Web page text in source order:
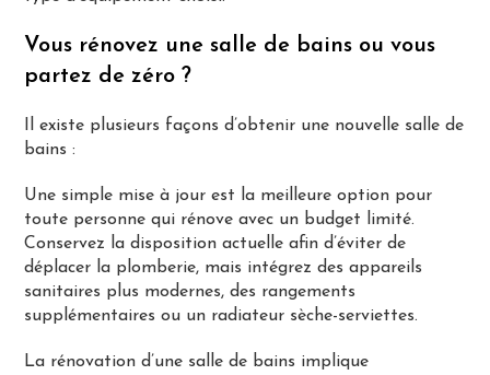
Vous rénovez une salle de bains ou vous
partez de zéro ?
Il existe plusieurs façons d’obtenir une nouvelle salle de
bains :
Une simple mise à jour est la meilleure option pour
toute personne qui rénove avec un budget limité.
Conservez la disposition actuelle afin d’éviter de
déplacer la plomberie, mais intégrez des appareils
sanitaires plus modernes, des rangements
supplémentaires ou un radiateur sèche-serviettes.
La rénovation d’une salle de bains implique